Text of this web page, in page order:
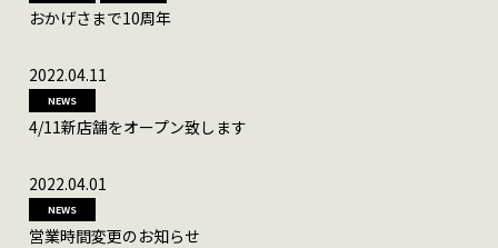
おかげさまで10周年
2022.04.11
NEWS
4/11新店舗をオープン致します
2022.04.01
NEWS
営業時間変更のお知らせ